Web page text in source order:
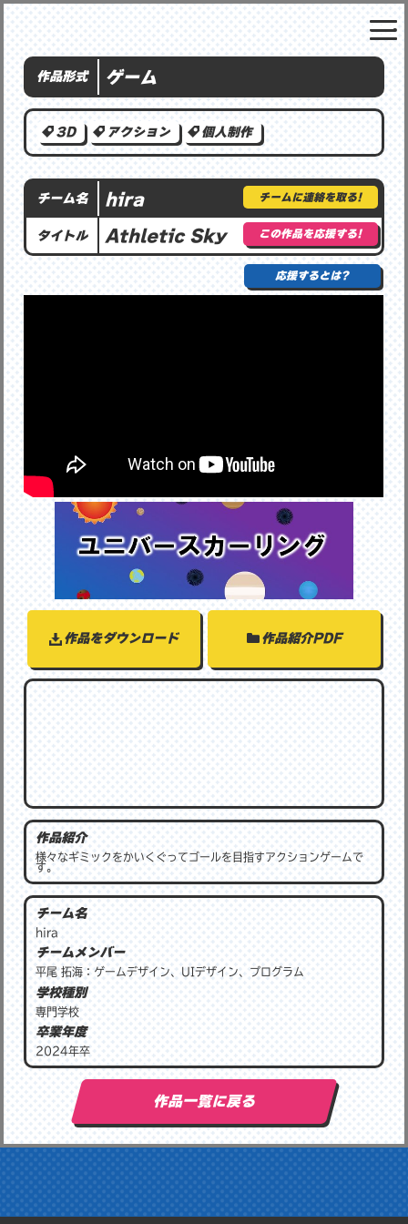
作品形式 ゲーム
3D アクション 個人制作
チーム名 hira チームに連絡を取る!
タイトル Athletic Sky この作品を応援する!
応援するとは?
作品をダウンロード 作品紹介PDF
作品紹介
様々なギミックをかいくぐってゴールを目指すアクションゲームで
す。
チーム名
hira
チームメンバー
平尾 拓海：ゲームデザイン、UIデザイン、プログラム
学校種別
専門学校
卒業年度
2024年卒
作品一覧に戻る